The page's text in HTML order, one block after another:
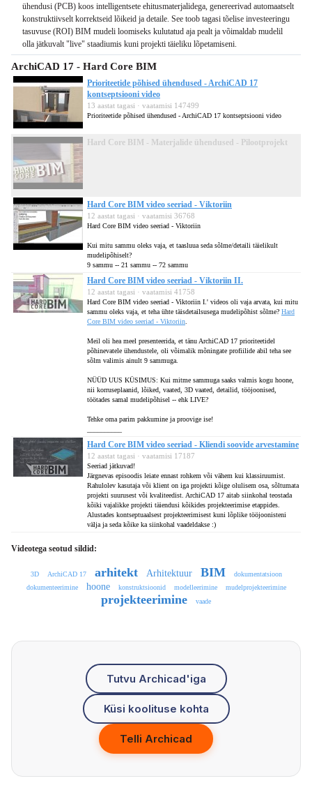
ühendusi (PCB) koos intelligentsete ehitusmaterjalidega, genereerivad automaatselt
konstruktiivselt korrektseid lõikeid ja detaile. See toob tagasi tõelise investeeringu
tasuvuse (ROI) BIM mudeli loomiseks kulutatud aja pealt ja võimaldab mudelil
olla jätkuvalt "live" staadiumis kuni projekti täieliku lõpetamiseni.
ArchiCAD 17 - Hard Core BIM
Prioriteetide põhised ühendused - ArchiCAD 17
kontseptsiooni video
13 aastat tagasi · vaatamisi 147499
Prioriteetide põhised ühendused - ArchiCAD 17 kontseptsiooni video
Hard Core BIM - Materjalide ühendused - Pilootprojekt
Hard Core BIM video seeriad - Viktoriin
12 aastat tagasi · vaatamisi 36768
Hard Core BIM video seeriad - Viktoriin
Kui mitu sammu oleks vaja, et taasluua seda sõlme/detaili täielikult
mudelipõhiselt?
9 sammu -- 21 sammu -- 72 sammu
Hard Core BIM video seeriad - Viktoriin II.
12 aastat tagasi · vaatamisi 41758
Hard Core BIM video seeriad - Viktoriin I.' videos oli vaja arvata, kui mitu
sammu oleks vaja, et teha ühte täisdetailsusega mudelipõhist sõlme? Hard
Core BIM video seeriad - Viktoriin
Meil oli hea meel presenteerida, et tänu ArchiCAD 17 prioriteetidel
põhinevatele ühendustele, oli võimalik mõningate profiilide abil teha see
sõlm valimis ainult 9 sammuga.
NÜÜD UUS KÜSIMUS: Kui mitme sammuga saaks valmis kogu hoone,
nii korruseplaanid, lõiked, vaated, 3D vaated, detailid, tööjoonised,
töötades samal mudelipõhisel -- ehk LIVE?
Tehke oma parim pakkumine ja proovige ise!
Hard Core BIM video seeriad - Kliendi soovide arvestamine
12 aastat tagasi · vaatamisi 17187
Seeriad jätkuvad!
Järgnevas episoodis leiate ennast rohkem või vähem kui klassiruumist.
Rahulolev kasutaja või klient on iga projekti kõige olulisem osa, sõltumata
projekti suurusest või kvaliteedist. ArchiCAD 17 aitab siinkohal teostada
kõiki vajalikke projekti täiendusi kõikides projekteerimise etappides.
Alustades kontseptuaalsest projekteerimisest kuni lõplike tööjoonisteni
välja ja seda kõike ka siinkohal vaadeldakse :)
Videotega seotud sildid:
3D ArchiCAD 17 arhitekt Arhitektuur BIM
dokumentatsioon
dokumenteerimine
hoone konstruktsioonid modelleerimine mudelprojekteerimine
projekteerimine vaade
Tutvu Archicad'iga
Küsi koolituse kohta
Telli Archicad